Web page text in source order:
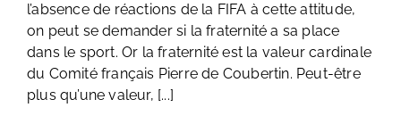
l’absence de réactions de la FIFA à cette attitude,
on peut se demander si la fraternité a sa place
dans le sport. Or la fraternité est la valeur cardinale
du Comité français Pierre de Coubertin. Peut-être
plus qu’une valeur, [...]